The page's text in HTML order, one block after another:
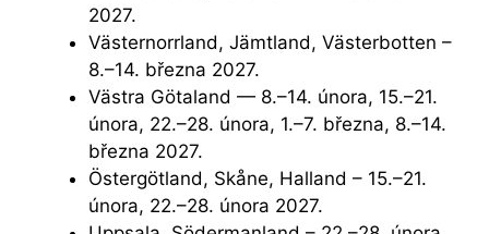
2027.
Västernorrland, Jämtland, Västerbotten –
8.–14. března 2027.
Västra Götaland — 8.–14. února, 15.–21.
února, 22.–28. února, 1.–7. března, 8.–14.
března 2027.
Östergötland, Skåne, Halland – 15.–21.
února, 22.–28. února 2027.